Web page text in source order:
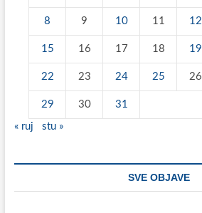
8 9 10 11 12
15 16 17 18 19
22 23 24 25 26
29 30 31
« ruj stu »
SVE OBJAVE